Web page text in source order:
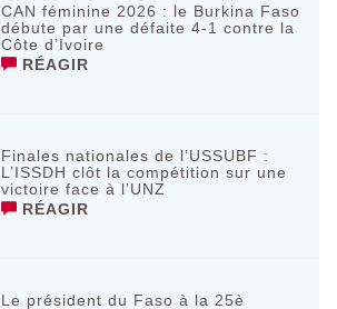
CAN féminine 2026 : le Burkina Faso
débute par une défaite 4-1 contre la
Côte d’Ivoire
RÉAGIR
Finales nationales de l’USSUBF :
L’ISSDH clôt la compétition sur une
victoire face à l’UNZ
RÉAGIR
Le président du Faso à la 25è